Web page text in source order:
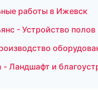
работы в Ижевск
- Устройство полов
Ландшафт и